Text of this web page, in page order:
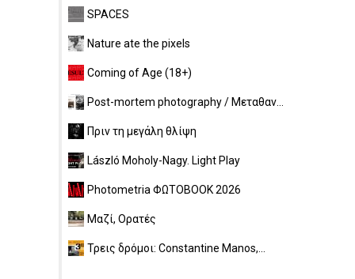
SPACES
Nature ate the pixels
Coming of Age (18+)
Post-mortem photography / Μεταθαν...
Πριν τη μεγάλη θλίψη
László Moholy-Nagy. Light Play
Photometria ΦΩΤΟBOOK 2026
Μαζί, Ορατές
Τρεις δρόμοι: Constantine Manos,...